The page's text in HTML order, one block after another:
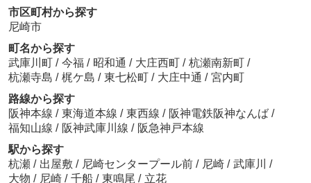
市区町村から探す
尼崎市
町名から探す
武庫川町 / 今福 / 昭和通 / 大庄西町 / 杭瀬南新町 /
杭瀬寺島 / 梶ケ島 / 東七松町 / 大庄中通 / 宮内町
路線から探す
阪神本線 / 東海道本線 / 東西線 / 阪神電鉄阪神なんば /
福知山線 / 阪神武庫川線 / 阪急神戸本線
駅から探す
杭瀬 / 出屋敷 / 尼崎センタープール前 / 尼崎 / 武庫川
/
大物 / 尼崎 / 千船 / 東鳴尾 / 立花